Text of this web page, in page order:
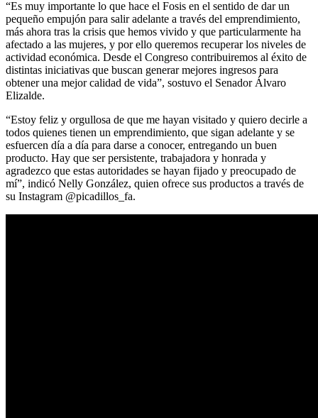
“Es muy importante lo que hace el Fosis en el sentido de dar un
pequeño empujón para salir adelante a través del emprendimiento,
más ahora tras la crisis que hemos vivido y que particularmente ha
afectado a las mujeres, y por ello queremos recuperar los niveles de
actividad económica. Desde el Congreso contribuiremos al éxito de
distintas iniciativas que buscan generar mejores ingresos para
obtener una mejor calidad de vida”, sostuvo el Senador Álvaro
Elizalde.
“Estoy feliz y orgullosa de que me hayan visitado y quiero decirle a
todos quienes tienen un emprendimiento, que sigan adelante y se
esfuercen día a día para darse a conocer, entregando un buen
producto. Hay que ser persistente, trabajadora y honrada y
agradezco que estas autoridades se hayan fijado y preocupado de
mí”, indicó Nelly González, quien ofrece sus productos a través de
su Instagram @picadillos_fa.